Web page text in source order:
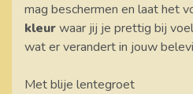
mag beschermen en laat het
kleurwaar jij je prettig bij
wat er verandert in jouw
Met blije lentegroet